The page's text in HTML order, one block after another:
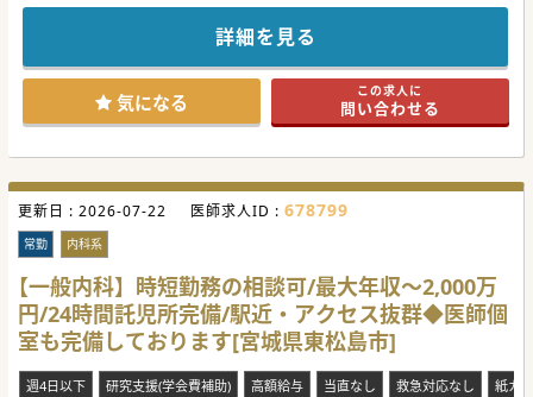
ゆったり勤務で、週末は海も近くにあるため、釣りやマリン
スポーツを楽しめるエリアとなっております。
週4日で最大年収1,500万円の高額案件となりますので、お早
めにお問合せ下さい。
#秋入職可
詳細を見る
気になる この求人に
問い合わせる
更新日 : 2026-07-22 医師求人ID : 678799
常勤 内科系
【一般内科】時短勤務の相談可/最大年収～2,000万
円/24時間託児所完備/駅近・アクセス抜群◆医師個
室も完備しております[宮城県東松島市]
週4日以下 研究支援(学会費補助) 高額給与 当直なし 救急対応なし 紙カ